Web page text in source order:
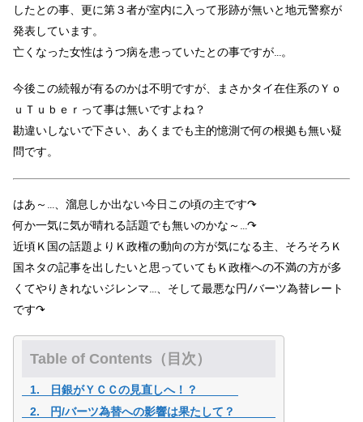
したとの事、更に第３者が室内に入って形跡が無いと地元警察が
発表しています。
亡くなった女性はうつ病を患っていたとの事ですが…。
今後この続報が有るのかは不明ですが、まさかタイ在住系のＹｏ
ｕＴｕｂｅｒって事は無いですよね？
勘違いしないで下さい、あくまでも主的憶測で何の根拠も無い疑
問です。
はあ～…、溜息しか出ない今日この頃の主です↷
何か一気に気が晴れる話題でも無いのかな～…↷
近頃Ｋ国の話題よりＫ政権の動向の方が気になる主、そろそろＫ
国ネタの記事を出したいと思っていてもＫ政権への不満の方が多
くてやりきれないジレンマ…、そして最悪な円/バーツ為替レート
です↷
Table of Contents（目次）
日銀がＹＣＣの見直しへ！？
円/バーツ為替への影響は果たして？